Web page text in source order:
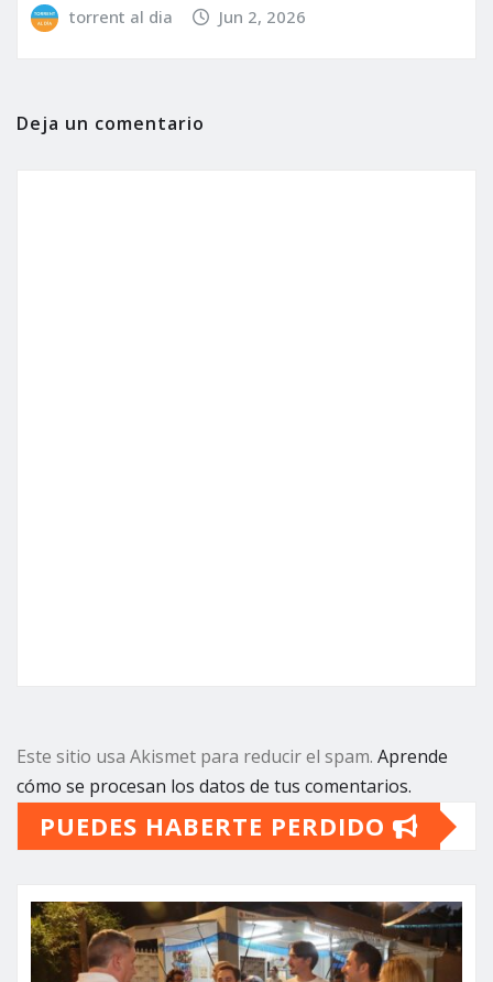
torrent al dia Jun 2, 2026
Deja un comentario
Este sitio usa Akismet para reducir el spam. Aprende
cómo se procesan los datos de tus comentarios.
PUEDES HABERTE PERDIDO